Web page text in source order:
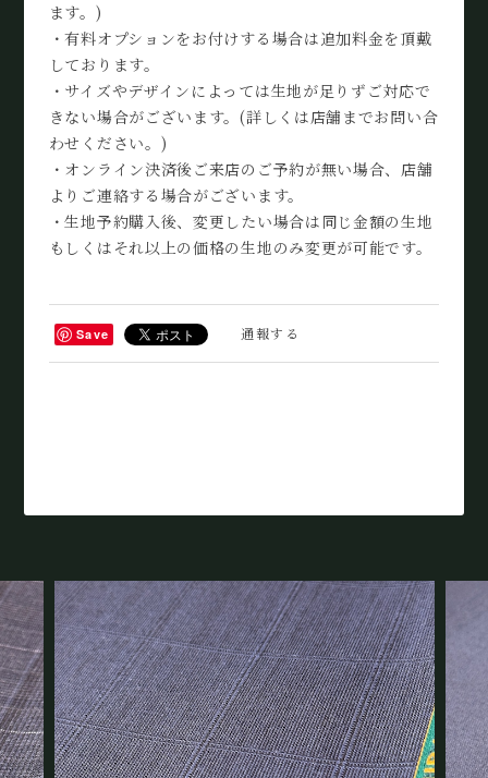
ます。)
・有料オプションをお付けする場合は追加料金を頂戴
しております。
・サイズやデザインによっては生地が足りずご対応で
きない場合がございます。(詳しくは店舗までお問い合
わせください。)
・オンライン決済後ご来店のご予約が無い場合、店舗
よりご連絡する場合がございます。
・生地予約購入後、変更したい場合は同じ金額の生地
もしくはそれ以上の価格の生地のみ変更が可能です。
Save 通報する